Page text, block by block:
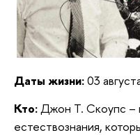
Даты жизни:03
Кто:Джон Т. Скоупс –
естествознания,